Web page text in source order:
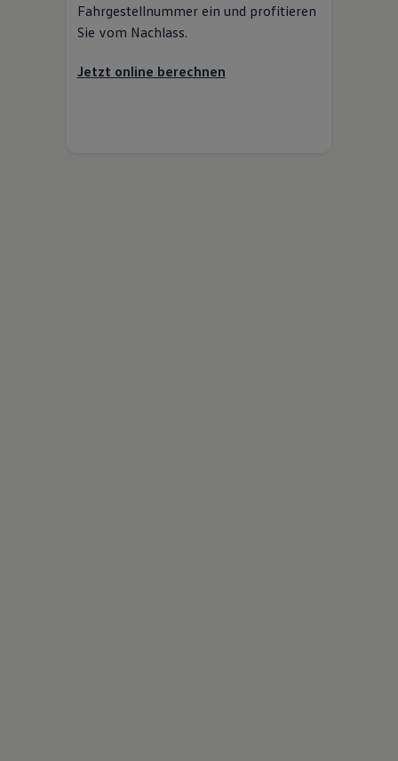
Fahrgestellnummer ein und profitieren
Sie vom Nachlass.
Jetzt online berechnen